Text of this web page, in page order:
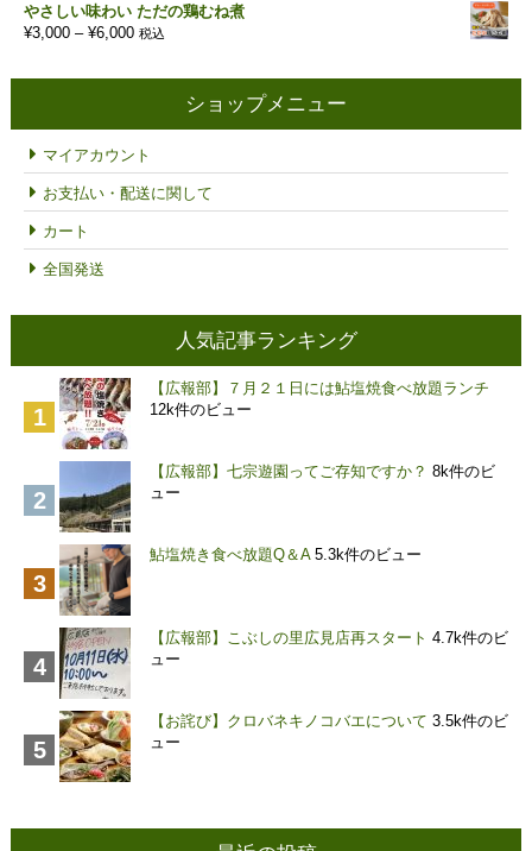
た。
す。
やさしい味わい ただの鶏むね煮
¥3,000 – ¥6,000価税込
ショップメニュー
マイアカウント
お支払い・配送に関して
カート
全国発送
人気記事ランキング
【広報部】７月２１日には鮎塩焼食べ放題ランチ
12k件のビュー
【広報部】七宗遊園ってご存知ですか？ 8k件のビ
ュー
鮎塩焼き食べ放題Q＆A 5.3k件のビュー
【広報部】こぶしの里広見店再スタート 4.7k件のビ
ュー
【お詫び】クロバネキノコバエについて 3.5k件のビ
ュー